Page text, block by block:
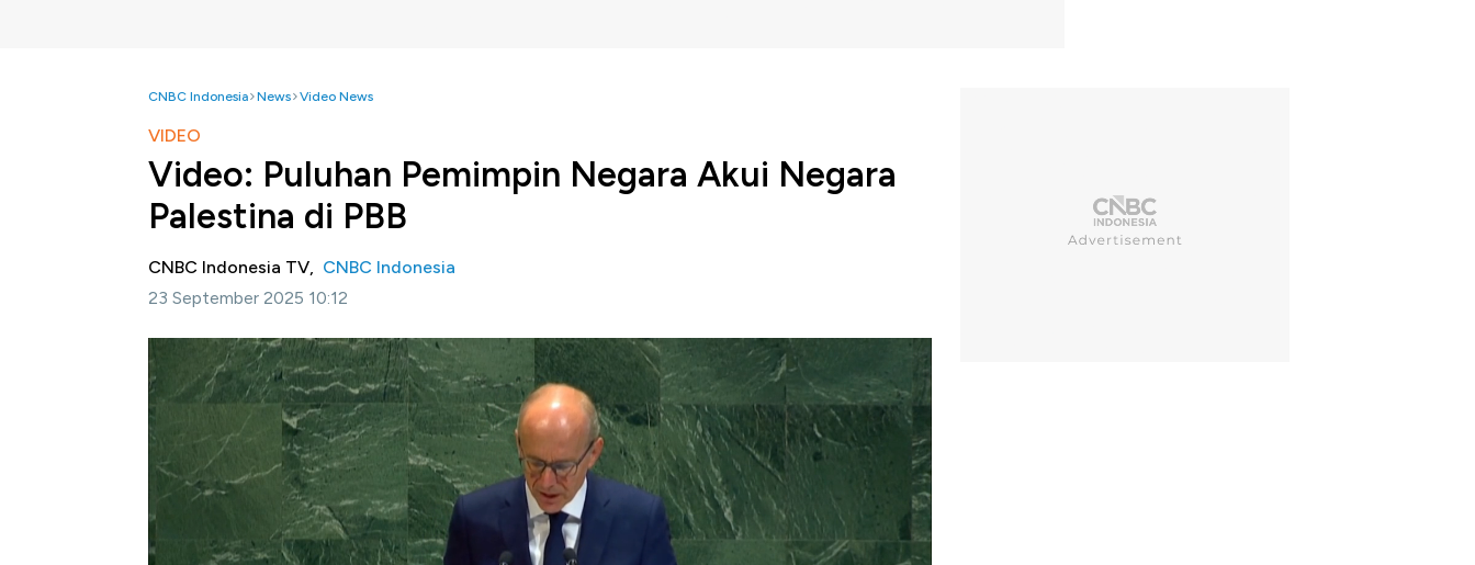
CNBC Indonesia News Video News
VIDEO
Video: Puluhan Pemimpin Negara Akui Negara
Palestina di PBB
CNBC Indonesia TV, CNBC Indonesia
23 September 2025 10:12
Jakarta, CNBC Indonesia -Puluhan pemimpin dunia berkumpul di PBB untuk mendukung
pengakuan negara Palestina. Ini adalah langkah diplomatik penting yang telah berlangsung hampir 2
tahun, sejak Israel menginvasi Gaza.
Selengkapnya dalam program Squawk Box CNBC Indonesia (Selasa, 23/09/2025) berikut ini.
Bagikan: